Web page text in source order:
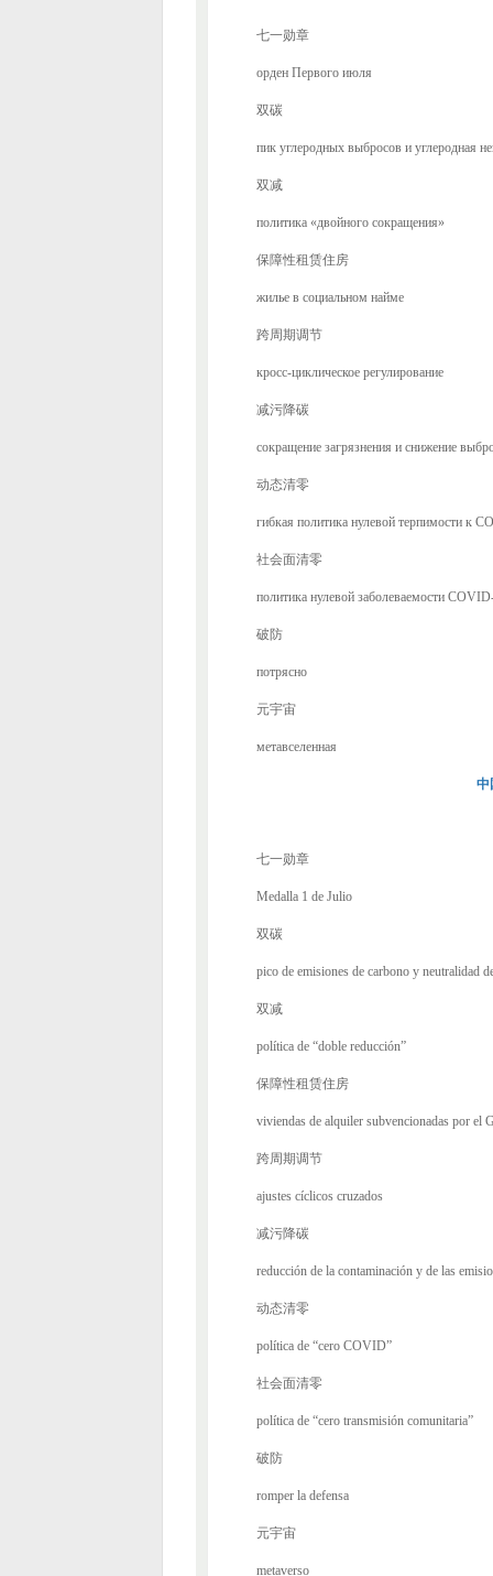
七一勋章
орден Первого июля
双碳
пик углеродных выбросов и углеродная
双减
политика «двойного сокращения»
保障性租赁住房
жилье в социальном найме
跨周期调节
кросс-циклическое регулирование
减污降碳
сокращение загрязнения и снижение
动态清零
гибкая политика нулевой терпимости к
社会面清零
политика нулевой заболеваемости
破防
потрясно
元宇宙
метавселенная
中
七一勋章
Medalla 1 de Julio
双碳
pico de emisiones de carbono y neutralidad
双减
política de “doble reducción”
保障性租赁住房
viviendas de alquiler subvencionadas por el
跨周期调节
ajustes cíclicos cruzados
减污降碳
reducción de la contaminación y de las
动态清零
política de “cero COVID”
社会面清零
política de “cero transmisión comunitaria”
破防
romper la defensa
元宇宙
metaverso